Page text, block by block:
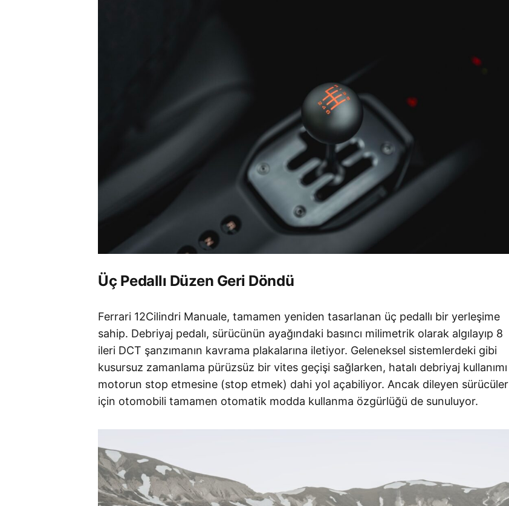
Üç Pedallı Düzen Geri Döndü
Ferrari 12Cilindri Manuale, tamamen yeniden tasarlanan üç pedallı bir yerleşime
sahip. Debriyaj pedalı, sürücünün ayağındaki basıncı milimetrik olarak algılayıp 8
ileri DCT şanzımanın kavrama plakalarına iletiyor. Geleneksel sistemlerdeki gibi
kusursuz zamanlama pürüzsüz bir vites geçişi sağlarken, hatalı debriyaj kullanımı
motorun stop etmesine (stop etmek) dahi yol açabiliyor. Ancak dileyen sürücüler
için otomobili tamamen otomatik modda kullanma özgürlüğü de sunuluyor.